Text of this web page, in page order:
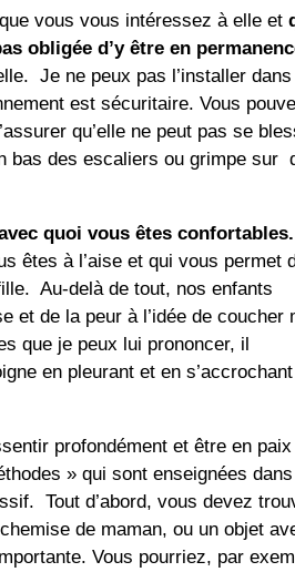
vous vous intéressez à elle et
obligée d’y être en
Je ne peux pas l’installer
est sécuritaire. Vous
qu’elle ne peut pas se
bas des escaliers ou grimpe sur
quoi vous êtes confortables.
êtes à l’aise et qui vous permet
Au-delà de tout, nos enfants
et de la peur à l’idée de coucher
que je peux lui prononcer, il
en pleurant et en
profondément et être en paix
» qui sont enseignées
Tout d’abord, vous devez
de maman, ou un objet
Vous pourriez, par